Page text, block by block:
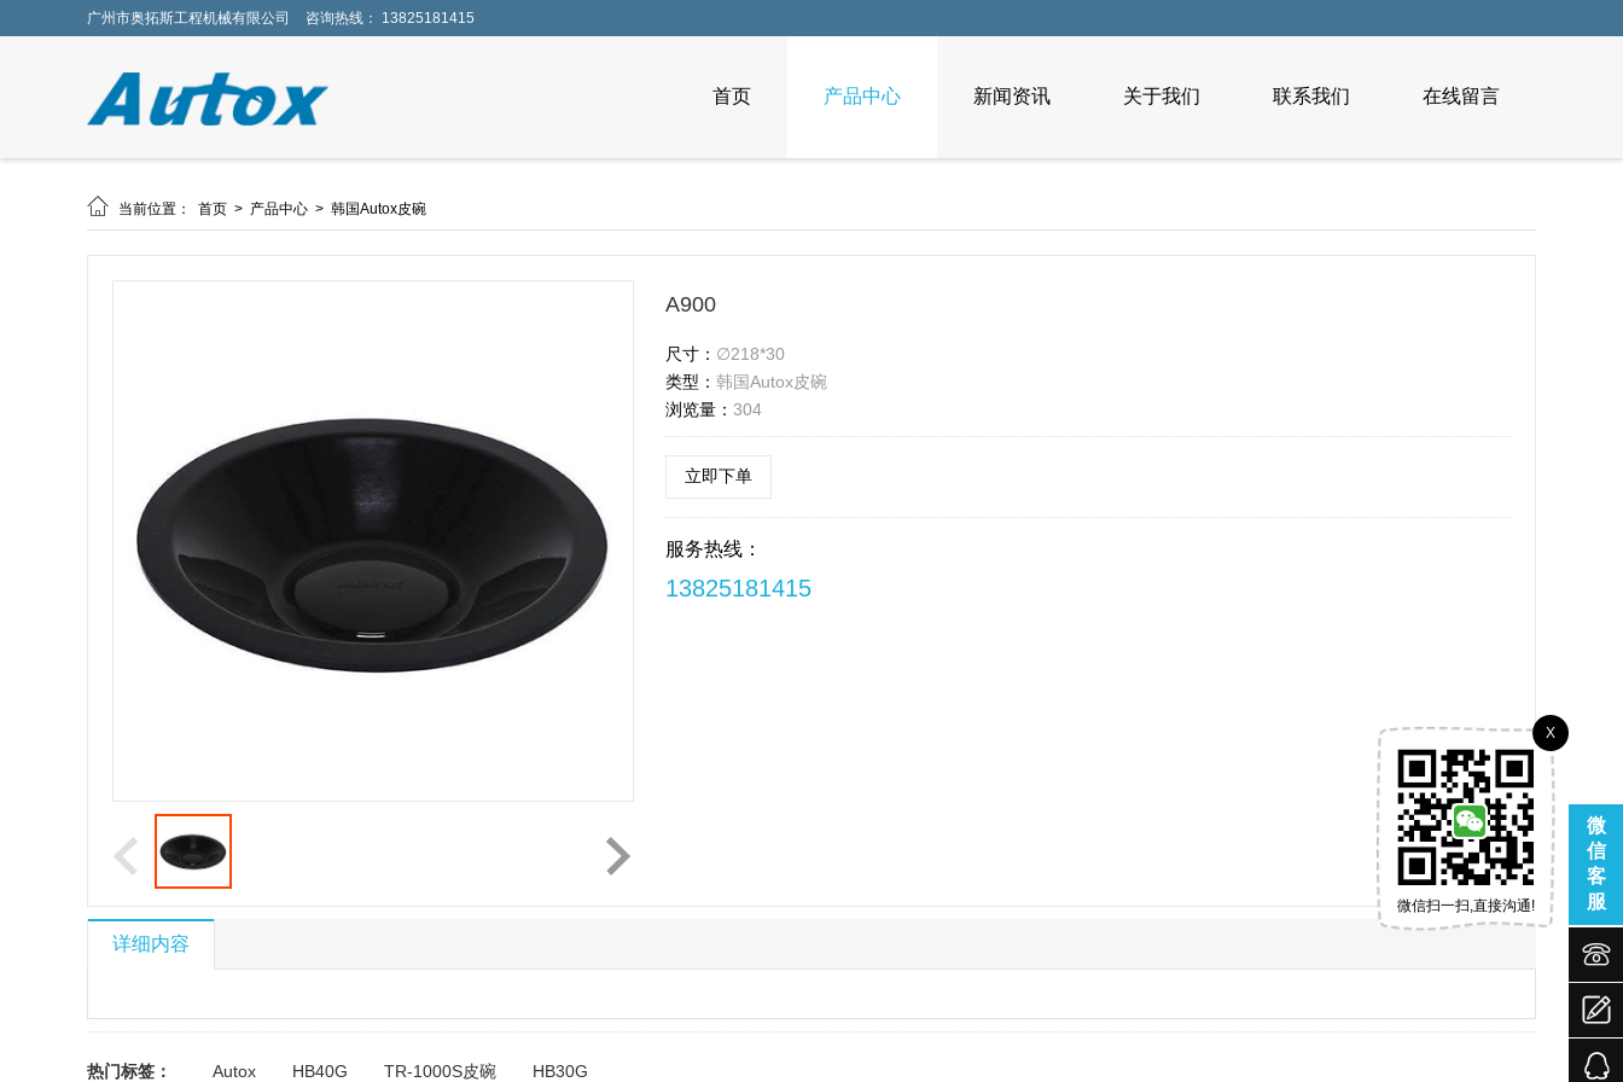
广州市奥拓斯工程机械有限公司 咨询热线： 13825181415
首页 产品中心 新闻资讯 关于我们 联系我们 在线留言
 当前位置： 首页 > 产品中心 > 韩国Autox皮碗
A900
尺寸： ∅218*30
类型： 韩国Autox皮碗
浏览量： 304
立即下单
服务热线：
13825181415
详细内容
热门标签： Autox HB40G TR-1000S皮碗 HB30G
微
信
客
服
X
微信扫一扫,直接沟通!


